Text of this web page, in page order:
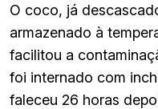
O coco, já
armazenado à
facilitou a
foi internado com
faleceu 26 horas